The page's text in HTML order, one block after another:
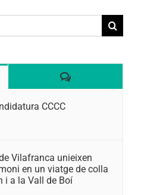
Comentaris
CCCC
Vilafranca unieixen
en un viatge de colla
i a la Vall de Boí